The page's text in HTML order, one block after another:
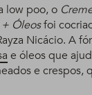
low poo, o
+ Óleosfoi
Nicácio. A
e óleos que
e crespos,